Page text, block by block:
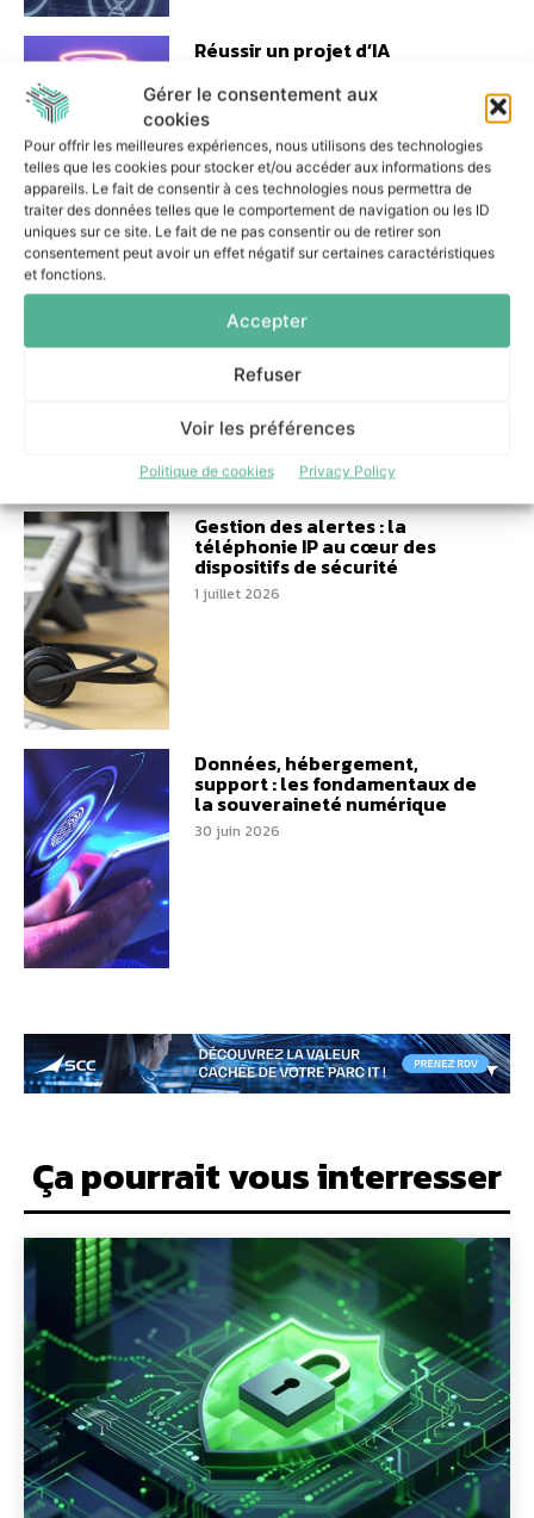
Gérer le consentement aux
cookies
Pour offrir les meilleures expériences, nous utilisons des technologies
telles que les cookies pour stocker et/ou accéder aux informations des
appareils. Le fait de consentir à ces technologies nous permettra de
traiter des données telles que le comportement de navigation ou les ID
uniques sur ce site. Le fait de ne pas consentir ou de retirer son
consentement peut avoir un effet négatif sur certaines caractéristiques
et fonctions.
Accepter
Refuser
Voir les préférences
Politique de cookies Privacy Policy
Réussir un projet d’IA
agentique : les trois décisions
essentielles
7 juillet 2026
Comment les banques
peuvent-elles encadrer le
Shadow AI ?
6 juillet 2026
Gestion des alertes : la
téléphonie IP au cœur des
dispositifs de sécurité
1 juillet 2026
Données, hébergement,
support : les fondamentaux de
la souveraineté numérique
30 juin 2026
Ça pourrait vous interresser